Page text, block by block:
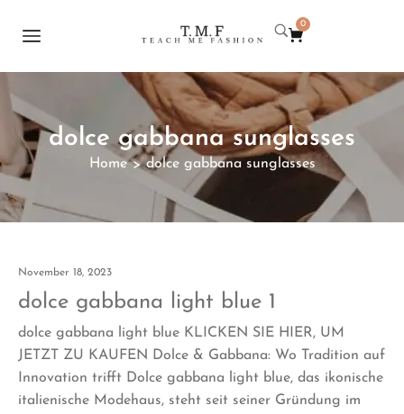
0
dolce gabbana sunglasses
Home > dolce gabbana sunglasses
November 18, 2023
dolce gabbana light blue 1
dolce gabbana light blue KLICKEN SIE HIER, UM
JETZT ZU KAUFEN Dolce & Gabbana: Wo Tradition auf
Innovation trifft Dolce gabbana light blue, das ikonische
italienische Modehaus, steht seit seiner Gründung im